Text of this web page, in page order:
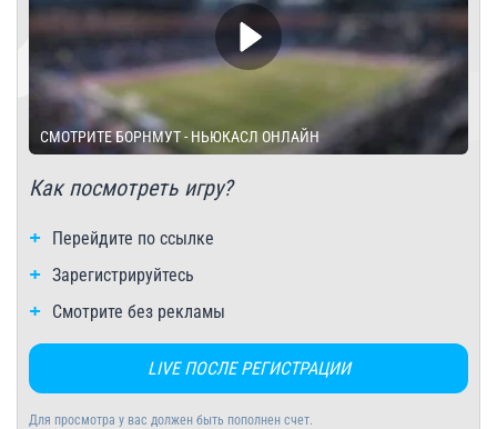
СМОТРИТЕ БОРНМУТ - НЬЮКАСЛ ОНЛАЙН
Как посмотреть игру?
Перейдите по ссылке
Зарегистрируйтесь
Смотрите без рекламы
LIVE ПОСЛЕ РЕГИСТРАЦИИ
Для просмотра у вас должен быть пополнен счет.